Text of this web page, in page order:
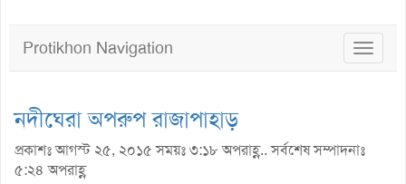
Toggle
Protikhon Navigation
নদীঘেরা অপরুপ রাজাপাহাড়
প্রকাশঃ আগস্ট ২৫, ২০১৫ সময়ঃ ৩:১৮ অপরাহ্ণ.. সর্বশেষ সম্পাদনাঃ
৫:২৪ অপরাহ্ণ